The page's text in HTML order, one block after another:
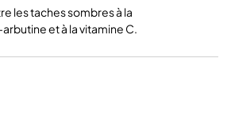
les taches sombres à la
et à la vitamine C.